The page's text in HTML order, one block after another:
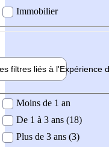
Immobilier
filtres liés à l'Expérience
demandée
Moins de 1 an
De 1 à 3 ans (18)
Plus de 3 ans (3)